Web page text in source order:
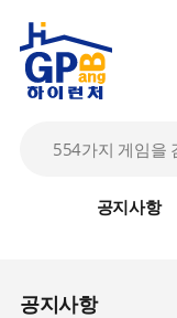
공지사항
공지사항